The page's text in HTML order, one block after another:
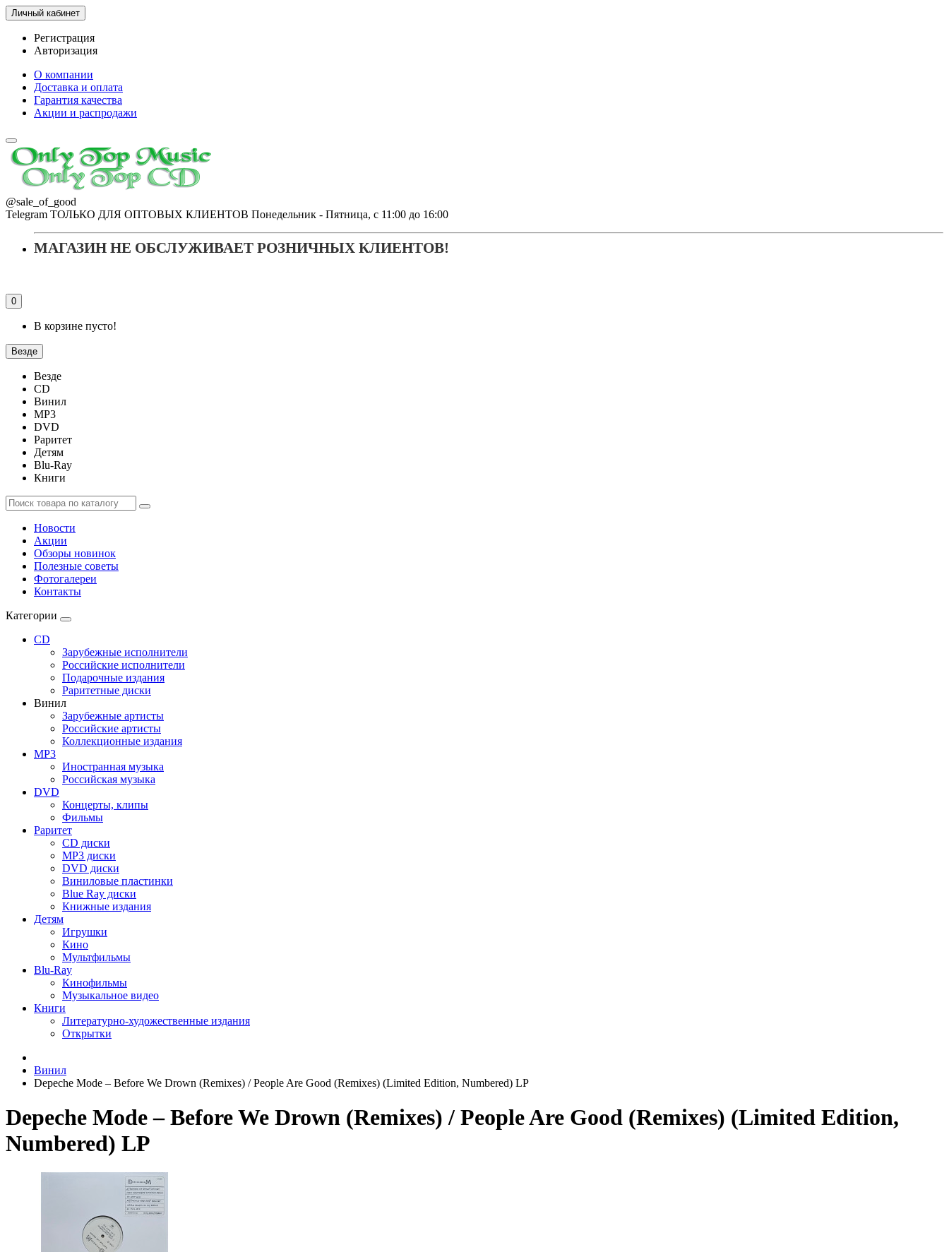
Личный кабинет
Регистрация
Авторизация
О компании
Доставка и оплата
Гарантия качества
Акции и распродажи
@sale_of_good
Telegram ТОЛЬКО ДЛЯ ОПТОВЫХ КЛИЕНТОВ Понедельник - Пятница, с 11:00 до 16:00
МАГАЗИН НЕ ОБСЛУЖИВАЕТ РОЗНИЧНЫХ КЛИЕНТОВ!
0
В корзине пусто!
Везде
Везде
CD
Винил
MP3
DVD
Раритет
Детям
Blu-Ray
Книги
Новости
Акции
Обзоры новинок
Полезные советы
Фотогалереи
Контакты
Категории
CD
Зарубежные исполнители
Российские исполнители
Подарочные издания
Раритетные диски
Винил
Зарубежные артисты
Российские артисты
Коллекционные издания
MP3
Иностранная музыка
Российская музыка
DVD
Концерты, клипы
Фильмы
Раритет
CD диски
MP3 диски
DVD диски
Виниловые пластинки
Blue Ray диски
Книжные издания
Детям
Игрушки
Кино
Мультфильмы
Blu-Ray
Кинофильмы
Музыкальное видео
Книги
Литературно-художественные издания
Открытки
Винил
Depeche Mode – Before We Drown (Remixes) / People Are Good (Remixes) (Limited Edition, Numbered) LP
Depeche Mode – Before We Drown (Remixes) / People Are Good (Remixes) (Limited Edition,
Numbered) LP